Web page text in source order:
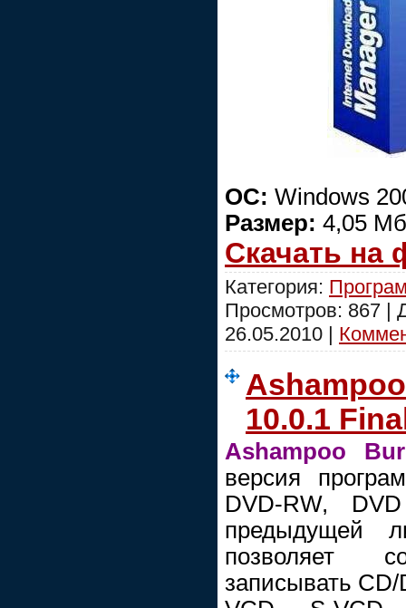
ОС: Windows
Размер: 4,05 Мб
Скачать на
Категория:
Просмотров: 867 |
26.05.2010 |
10.0.1
Ashampoo
версия
DVD-RW,
предыдущей
позволяет
записывать